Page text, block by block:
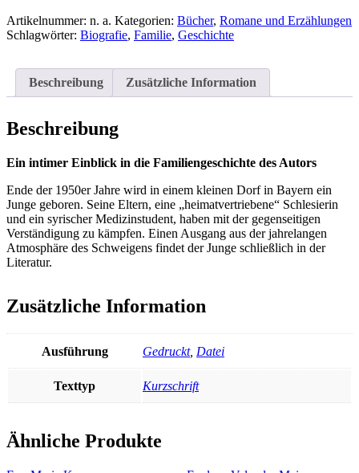
Menge
Artikelnummer: n. a. Kategorien: Bücher, Romane und Erzählungen
Schlagwörter: Biografie, Familie, Geschichte
Beschreibung Zusätzliche Information
Beschreibung
Ein intimer Einblick in die Familiengeschichte des Autors
Ende der 1950er Jahre wird in einem kleinen Dorf in Bayern ein
Junge geboren. Seine Eltern, eine „heimatvertriebene“ Schlesierin
und ein syrischer Medizinstudent, haben mit der gegenseitigen
Verständigung zu kämpfen. Einen Ausgang aus der jahrelangen
Atmosphäre des Schweigens findet der Junge schließlich in der
Literatur.
Zusätzliche Information
Ausführung Gedruckt, Datei
Texttyp Kurzschrift
Ähnliche Produkte